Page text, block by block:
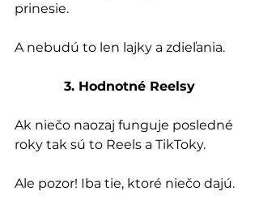
prinesie.
A nebudú to len lajky a zdieľania.
3. Hodnotné Reelsy
Ak niečo naozaj funguje posledné
roky tak sú to Reels a TikToky.
Ale pozor! Iba tie, ktoré niečo dajú.